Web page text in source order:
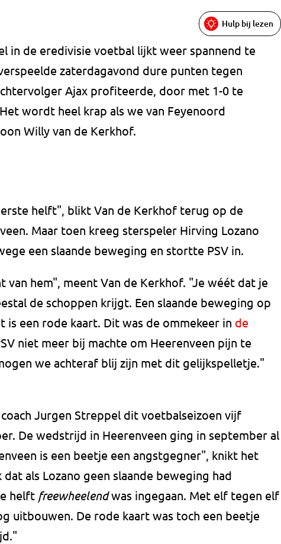
Hulp bij lezen
in de eredivisie voetbal lijkt weer spannend te
zaterdagavond dure punten tegen
Ajax profiteerde, door met 1-0 te
wordt heel krap als we van Feyenoord
Willy van de Kerkhof.
helft", blikt Van de Kerkhof terug op de
Maar toen kreeg sterspeler Hirving Lozano
een slaande beweging en stortte PSV in.
van hem", meent Van de Kerkhof. "Je wéét dat je
de schoppen krijgt. Een slaande beweging op
is een rode kaart. Dit was de ommekeer in de
niet meer bij machte om Heerenveen pijn te
we achteraf blij zijn met dit gelijkspelletje."
Jurgen Streppel dit voetbalseizoen vijf
De wedstrijd in Heerenveen ging in september al
is een beetje een angstgegner", knikt het
als Lozano geen slaande beweging had
helft freewheelendwas ingegaan. Met elf tegen elf
uitbouwen. De rode kaart was toch een beetje